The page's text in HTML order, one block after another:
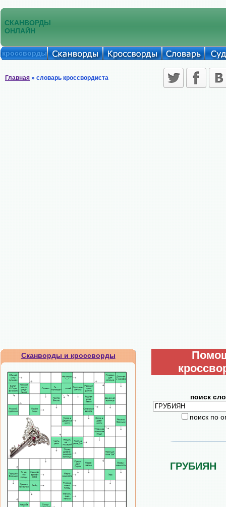
СКАНВОРДЫ
ОНЛАЙН
кроссворды
Главная » словарь кроссвордиста
Сканворды и кроссворды
поиск
поиск по
ГРУБИЯН